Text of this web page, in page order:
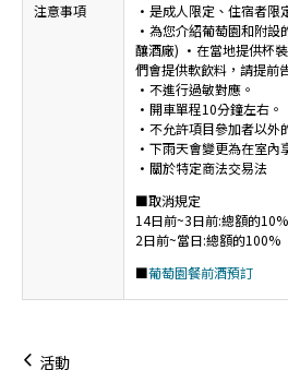
注意事項
·是成人限定、住宿者限
·為您介紹葡萄園和附設
釀酒廠) ·在當地提供杯
們會提供軟飲料，請提前
·不進行過敏對應。
·開車單程10分鐘左右。
·不允許項目參加者以外
·下雨天會變更為在室內
·關於特定商法交易法
■取消規定
14日前~3日前:總額的10%
2日前~當日:總額的100%
■葡萄園餐前酒預訂
活動